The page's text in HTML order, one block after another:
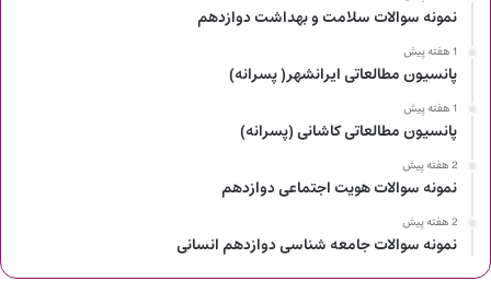
نمونه سوالات سلامت و بهداشت دوازدهم
1 هفته پیش
پانسیون مطالعاتی ایرانشهر( پسرانه)
1 هفته پیش
پانسیون مطالعاتی کاشانی (پسرانه)
2 هفته پیش
نمونه سوالات هویت اجتماعی دوازدهم
2 هفته پیش
نمونه سوالات جامعه شناسی دوازدهم انسانی